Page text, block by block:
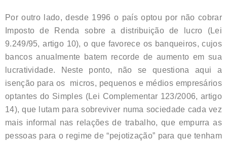
Por outro lado, desde 1996 o país optou por não cobrar
Imposto de Renda sobre a distribuição de lucro (Lei
9.249/95, artigo 10), o que favorece os banqueiros, cujos
bancos anualmente batem recorde de aumento em sua
lucratividade. Neste ponto, não se questiona aqui a
isenção para os micros, pequenos e médios empresários
optantes do Simples (Lei Complementar 123/2006, artigo
14), que lutam para sobreviver numa sociedade cada vez
mais informal nas relações de trabalho, que empurra as
pessoas para o regime de “pejotização” para que tenham